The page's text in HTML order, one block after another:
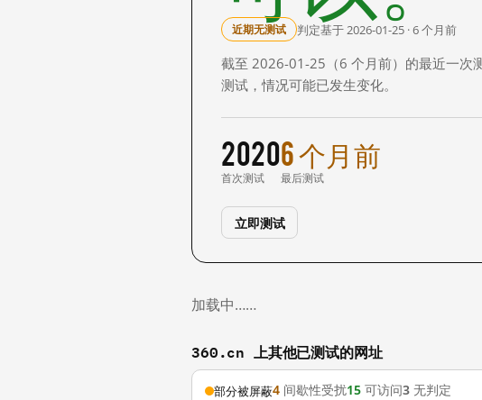
近期无测试 判定基于 2026-01-25 · 6 个月前
截至 2026-01-25（6 个月前）的最近一次
测试，情况可能已发生变化。
2020
首次测试
6 个月前
最后测试
立即测试
加载中……
360.cn 上其他已测试的网址
部分被屏蔽4 间歇性受扰15 可访问3 无判定